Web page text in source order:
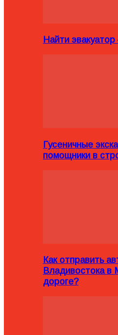
Найти
Гусеничные
помощники в
Как отправить
Владивостока в
дороге?